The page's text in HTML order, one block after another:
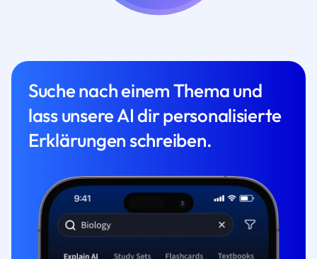
Suche nach einem Thema und
lass unsere AI dir personalisierte
Erklärungen schreiben.